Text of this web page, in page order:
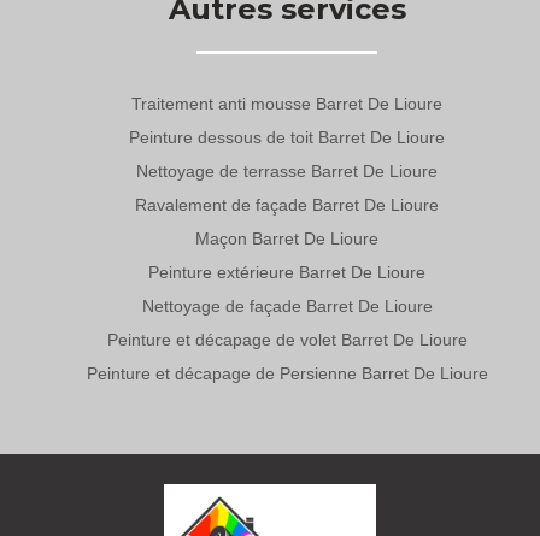
Autres services
Traitement anti mousse Barret De Lioure
Peinture dessous de toit Barret De Lioure
Nettoyage de terrasse Barret De Lioure
Ravalement de façade Barret De Lioure
Maçon Barret De Lioure
Peinture extérieure Barret De Lioure
Nettoyage de façade Barret De Lioure
Peinture et décapage de volet Barret De Lioure
Peinture et décapage de Persienne Barret De Lioure